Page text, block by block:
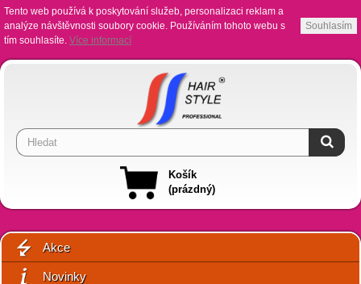
Tento web používá k poskytování služeb, personalizaci reklam a
analýze návštěvnosti soubory cookie. Používáním tohoto webu s
tím souhlasíte. Více informací
Souhlasím
Košík
(prázdný)
Akce
Novinky